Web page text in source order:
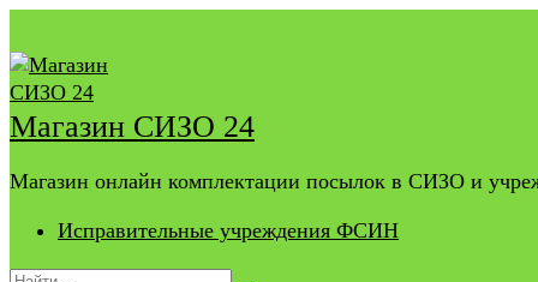
к
содержанию
Магазин СИЗО 24
Магазин онлайн комплектации посылок в СИЗО и
Исправительные учреждения ФСИН